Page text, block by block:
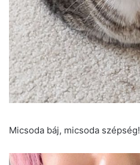
Micsoda báj, micsoda szépség!